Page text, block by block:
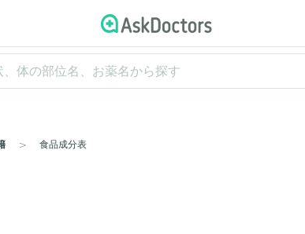
食品成分表